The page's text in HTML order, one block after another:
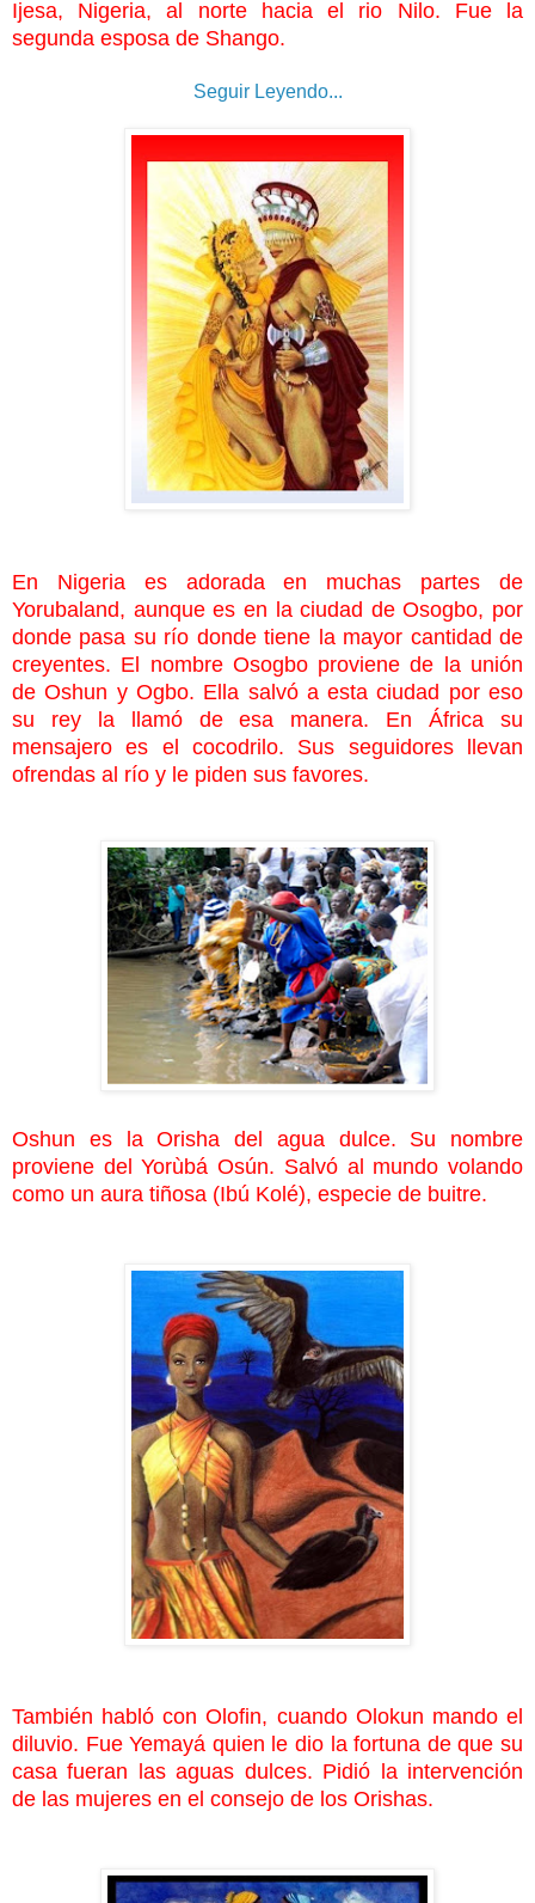
Ijesa, Nigeria, al norte hacia el rio Nilo. Fue la
segunda esposa de Shango.
Seguir Leyendo...
En Nigeria es adorada en muchas partes de
Yorubaland, aunque es en la ciudad de Osogbo, por
donde pasa su río donde tiene la mayor cantidad de
creyentes. El nombre Osogbo proviene de la unión
de Oshun y Ogbo. Ella salvó a esta ciudad por eso
su rey la llamó de esa manera. En África su
mensajero es el cocodrilo. Sus seguidores llevan
ofrendas al río y le piden sus favores.
Oshun es la Orisha del agua dulce. Su nombre
proviene del Yorùbá Osún. Salvó al mundo volando
como un aura tiñosa (Ibú Kolé), especie de buitre.
También habló con Olofin, cuando Olokun mando el
diluvio. Fue Yemayá quien le dio la fortuna de que su
casa fueran las aguas dulces. Pidió la intervención
de las mujeres en el consejo de los Orishas.